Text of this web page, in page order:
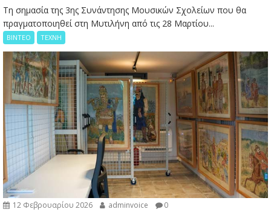
Τη σημασία της 3ης Συνάντησης Μουσικών Σχολείων που θα
πραγματοποιηθεί στη Μυτιλήνη από τις 28 Μαρτίου...
ΒΙΝΤΕΟ ΤΕΧΝΗ
12 Φεβρουαρίου 2026 adminvoice 0